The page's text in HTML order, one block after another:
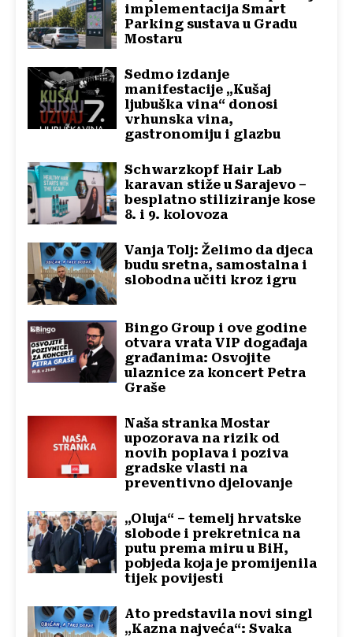
implementacija Smart
Parking sustava u Gradu
Mostaru
Sedmo izdanje
manifestacije „Kušaj
ljubuška vina“ donosi
vrhunska vina,
gastronomiju i glazbu
Schwarzkopf Hair Lab
karavan stiže u Sarajevo –
besplatno stiliziranje kose
8. i 9. kolovoza
Vanja Tolj: Želimo da djeca
budu sretna, samostalna i
slobodna učiti kroz igru
Bingo Group i ove godine
otvara vrata VIP događaja
građanima: Osvojite
ulaznice za koncert Petra
Graše
Naša stranka Mostar
upozorava na rizik od
novih poplava i poziva
gradske vlasti na
preventivno djelovanje
„Oluja“ – temelj hrvatske
slobode i prekretnica na
putu prema miru u BiH,
pobjeda koja je promijenila
tijek povijesti
Ato predstavila novi singl
„Kazna najveća“: Svaka